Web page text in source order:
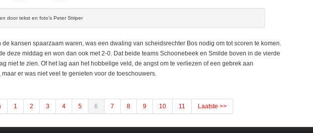
door tekst en foto's Peter Striper
kansen spaarzaam waren, was een dwaling van scheidsrechter Bos nodig om tot scoren te komen.
deze middag en won dan ook met 2-0. Dat beide teams Schoonebeek en Smilde boven in de vierde
niet te zien. Of het lag aan het hobbelige veld, de angst om te verliezen of een gebrek aan
er was niet veel te genieten voor de toeschouwers.
1 2 3 4 5 6 7 8 9 10 11 Laatste >>